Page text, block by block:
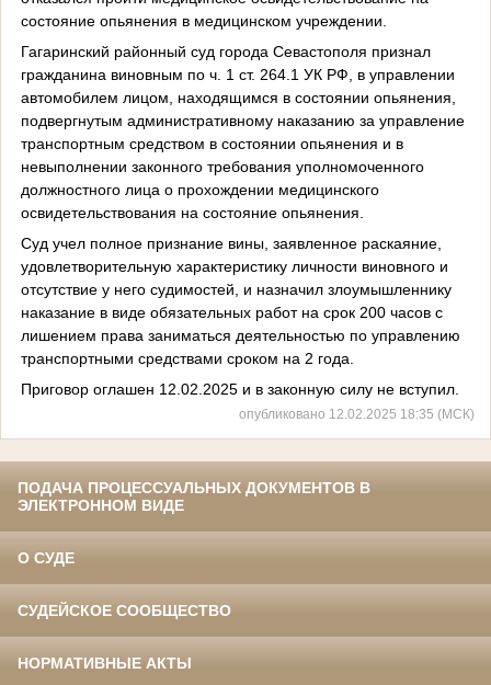
состояние опьянения в медицинском учреждении.
Гагаринский районный суд города Севастополя признал
гражданина виновным по ч. 1 ст. 264.1 УК РФ, в управлении
автомобилем лицом, находящимся в состоянии опьянения,
подвергнутым административному наказанию за управление
транспортным средством в состоянии опьянения и в
невыполнении законного требования уполномоченного
должностного лица о прохождении медицинского
освидетельствования на состояние опьянения.
Суд учел полное признание вины, заявленное раскаяние,
удовлетворительную характеристику личности виновного и
отсутствие у него судимостей, и назначил злоумышленнику
наказание в виде обязательных работ на срок 200 часов с
лишением права заниматься деятельностью по управлению
транспортными средствами сроком на 2 года.
Приговор оглашен 12.02.2025 и в законную силу не вступил.
опубликовано 12.02.2025 18:35 (МСК)
ПОДАЧА ПРОЦЕССУАЛЬНЫХ ДОКУМЕНТОВ В
ЭЛЕКТРОННОМ ВИДЕ
О СУДЕ
СУДЕЙСКОЕ СООБЩЕСТВО
НОРМАТИВНЫЕ АКТЫ